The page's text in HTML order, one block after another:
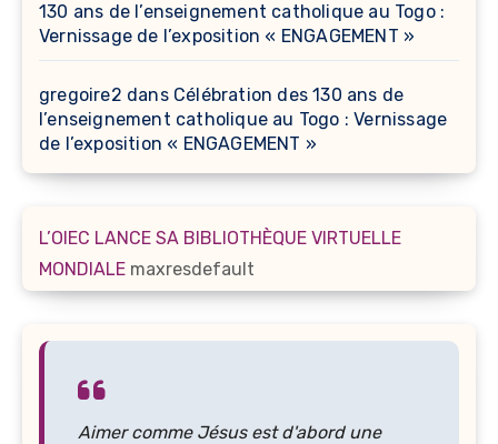
130 ans de l’enseignement catholique au Togo :
Vernissage de l’exposition « ENGAGEMENT »
gregoire2 dans Célébration des 130 ans de
l’enseignement catholique au Togo : Vernissage
de l’exposition « ENGAGEMENT »
L’OIEC LANCE SA BIBLIOTHÈQUE VIRTUELLE
MONDIALE maxresdefault
Aimer comme Jésus est d'abord une